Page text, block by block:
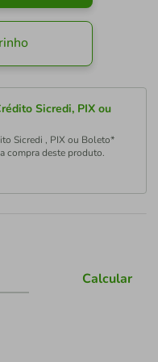
Sicredi, PIX ou
Sicredi , PIX ou Boleto*
compra deste produto.
Calcular